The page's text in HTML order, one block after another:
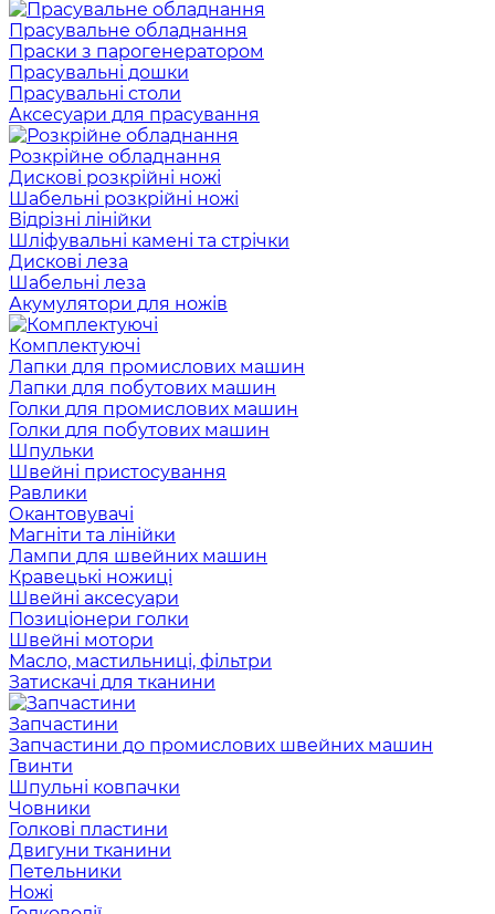
Прасувальне обладнання
Праски з парогенератором
Прасувальні дошки
Прасувальні столи
Аксесуари для прасування
Розкрійне обладнання
Дискові розкрійні ножі
Шабельні розкрійні ножі
Відрізні лінійки
Шліфувальні камені та стрічки
Дискові леза
Шабельні леза
Акумулятори для ножів
Комплектуючі
Лапки для промислових машин
Лапки для побутових машин
Голки для промислових машин
Голки для побутових машин
Шпульки
Швейні пристосування
Равлики
Окантовувачі
Магніти та лінійки
Лампи для швейних машин
Кравецькі ножиці
Швейні аксесуари
Позиціонери голки
Швейні мотори
Масло, мастильниці, фільтри
Затискачі для тканини
Запчастини
Запчастини до промислових швейних машин
Гвинти
Шпульні ковпачки
Човники
Голкові пластини
Двигуни тканини
Петельники
Ножі